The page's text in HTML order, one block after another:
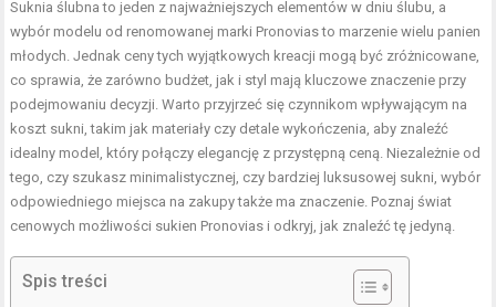
Suknia ślubna to jeden z najważniejszych elementów w dniu ślubu, a
wybór modelu od renomowanej marki Pronovias to marzenie wielu panien
młodych. Jednak ceny tych wyjątkowych kreacji mogą być zróżnicowane,
co sprawia, że zarówno budżet, jak i styl mają kluczowe znaczenie przy
podejmowaniu decyzji. Warto przyjrzeć się czynnikom wpływającym na
koszt sukni, takim jak materiały czy detale wykończenia, aby znaleźć
idealny model, który połączy elegancję z przystępną ceną. Niezależnie od
tego, czy szukasz minimalistycznej, czy bardziej luksusowej sukni, wybór
odpowiedniego miejsca na zakupy także ma znaczenie. Poznaj świat
cenowych możliwości sukien Pronovias i odkryj, jak znaleźć tę jedyną.
Spis treści